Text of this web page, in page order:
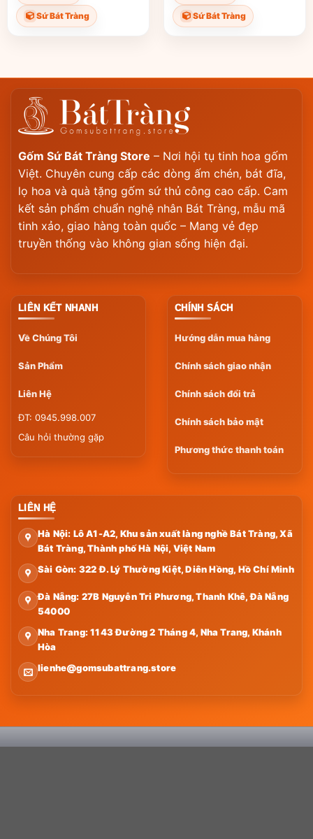
Sứ Bát Tràng Sứ Bát Tràng
Gốm Sứ Bát Tràng Store – Nơi hội tụ tinh hoa gốm
Việt. Chuyên cung cấp các dòng ấm chén, bát đĩa,
lọ hoa và quà tặng gốm sứ thủ công cao cấp. Cam
kết sản phẩm chuẩn nghệ nhân Bát Tràng, mẫu mã
tinh xảo, giao hàng toàn quốc – Mang vẻ đẹp
truyền thống vào không gian sống hiện đại.
LIÊN KẾT NHANH
Về Chúng Tôi
Sản Phẩm
Liên Hệ
ĐT: 0945.998.007
Câu hỏi thường gặp
CHÍNH SÁCH
Hướng dẫn mua hàng
Chính sách giao nhận
Chính sách đổi trả
Chính sách bảo mật
Phương thức thanh toán
LIÊN HỆ
Hà Nội: Lô A1-A2, Khu sản xuất làng nghề Bát Tràng, Xã
Bát Tràng, Thành phố Hà Nội, Việt Nam
Sài Gòn: 322 Đ. Lý Thường Kiệt, Diên Hồng, Hồ Chí Minh
Đà Nẵng: 27B Nguyễn Tri Phương, Thanh Khê, Đà Nẵng
54000
Nha Trang: 1143 Đường 2 Tháng 4, Nha Trang, Khánh
Hòa
lienhe@gomsubattrang.store